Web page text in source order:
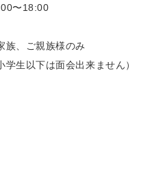
〜18:00
族、ご親族様のみ
学生以下は面会出来ません）